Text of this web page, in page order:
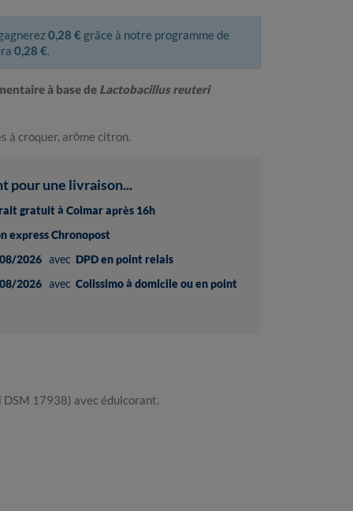
0,28 € grâce à notre programme de
0,28 €.
à base de Lactobacillus reuteri
à croquer, arôme citron.
pour une livraison...
gratuit à Colmar après 16h
express Chronopost
2026 avec DPD en point relais
2026 avec Colissimo à domicile ou en point
17938) avec édulcorant.